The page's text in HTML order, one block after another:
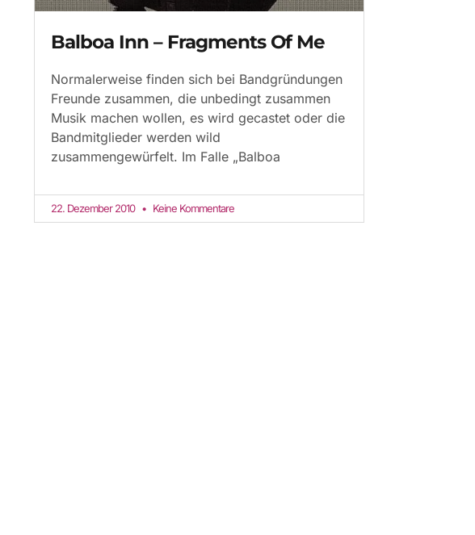
Balboa Inn – Fragments Of Me
Normalerweise finden sich bei Bandgründungen
Freunde zusammen, die unbedingt zusammen
Musik machen wollen, es wird gecastet oder die
Bandmitglieder werden wild
zusammengewürfelt. Im Falle „Balboa
22. Dezember 2010 Keine Kommentare